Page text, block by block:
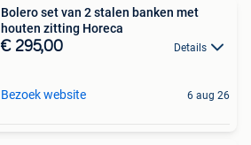
Bolero set van 2 stalen banken met
houten zitting Horeca
€ 295,00 Details
Bezoek website 6 aug 26